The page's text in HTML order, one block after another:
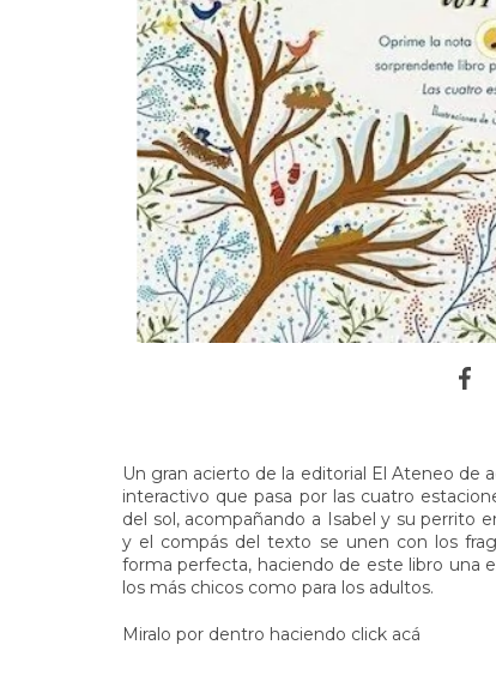
Un gran acierto de la editorial El Ateneo de
interactivo que pasa por las cuatro
del sol, acompañando a Isabel y su perrito
y el compás del texto se unen con los
forma perfecta, haciendo de este libro una
los más chicos como para los adultos.
Miralo por dentro haciendo click acá